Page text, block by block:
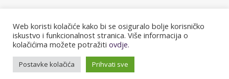
Copyright © 2026 Dudica | Powered by Stolarija Rusan
Web koristi kolačiće kako bi se osiguralo bolje korisničko
iskustvo i funkcionalnost stranica. Više informacija o
kolačićima možete potražiti ovdje.
Postavke kolačića Prihvati sve